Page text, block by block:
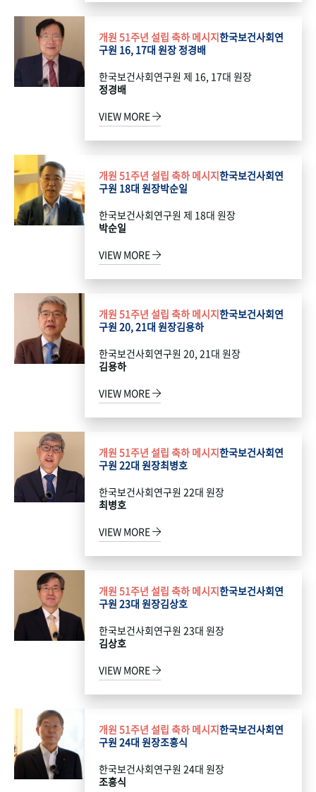
개원 51주년 설립 축하 메시지한국보건사회연
구원 16, 17대 원장 정경배
한국보건사회연구원 제 16, 17대 원장
정경배
VIEW MORE
개원 51주년 설립 축하 메시지한국보건사회연
구원 18대 원장박순일
한국보건사회연구원 제 18대 원장
박순일
VIEW MORE
개원 51주년 설립 축하 메시지한국보건사회연
구원 20, 21대 원장김용하
한국보건사회연구원 20, 21대 원장
김용하
VIEW MORE
개원 51주년 설립 축하 메시지한국보건사회연
구원 22대 원장최병호
한국보건사회연구원 22대 원장
최병호
VIEW MORE
개원 51주년 설립 축하 메시지한국보건사회연
구원 23대 원장김상호
한국보건사회연구원 23대 원장
김상호
VIEW MORE
개원 51주년 설립 축하 메시지한국보건사회연
구원 24대 원장조흥식
한국보건사회연구원 24대 원장
조흥식